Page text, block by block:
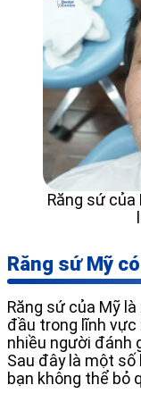
Răng sứ
Răng sứ Mỹ
Răng sứ của Mỹ
đầu trong lĩnh vực
nhiều người đánh
Sau đây là một
bạn không thể bỏ